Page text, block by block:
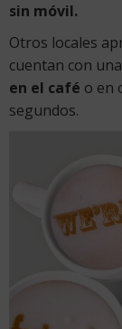
sin móvil.
Otros locales
cuentan con
en el café o en
segundos.